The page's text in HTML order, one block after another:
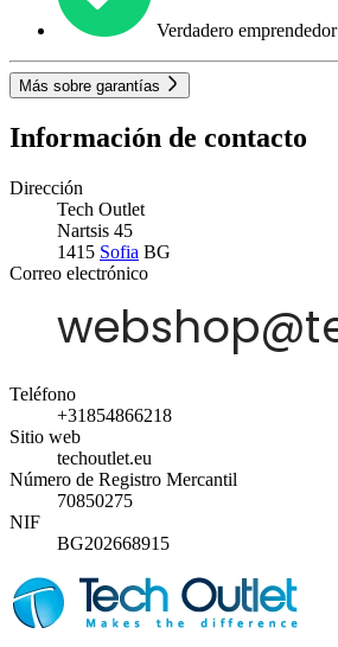
Verdadero emprendedor
Más sobre garantías
Información de contacto
Dirección
Tech Outlet
Nartsis 45
1415 Sofia BG
Correo electrónico
Teléfono
+31854866218
Sitio web
techoutlet.eu
Número de Registro Mercantil
70850275
NIF
BG202668915